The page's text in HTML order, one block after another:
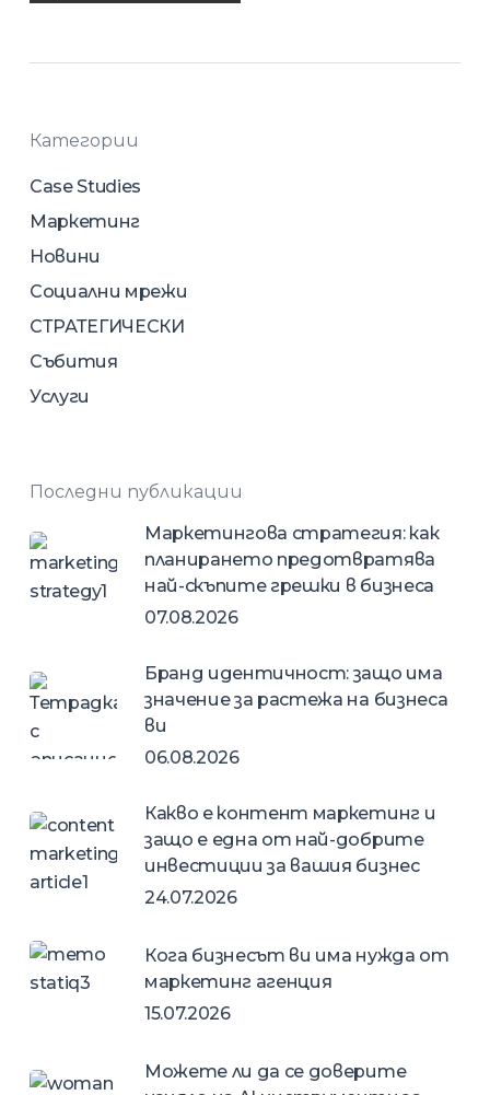
Категории
Case Studies
Маркетинг
Новини
Социални мрежи
СТРАТЕГИЧЕСКИ
Събития
Услуги
Последни публикации
Маркетингова стратегия: как
планирането предотвратява
най-скъпите грешки в бизнеса
07.08.2026
Бранд идентичност: защо има
значение за растежа на бизнеса
ви
06.08.2026
Какво е контент маркетинг и
защо е една от най-добрите
инвестиции за вашия бизнес
24.07.2026
Кога бизнесът ви има нужда от
маркетинг агенция
15.07.2026
Можете ли да се доверите